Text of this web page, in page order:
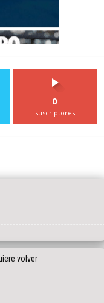
0
suscriptores
volver